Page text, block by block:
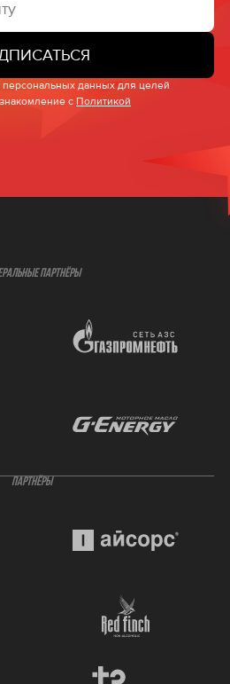
персональных данных для целей
с Политикой
ПАРТНЁРЫ
ПАРТНЁРЫ